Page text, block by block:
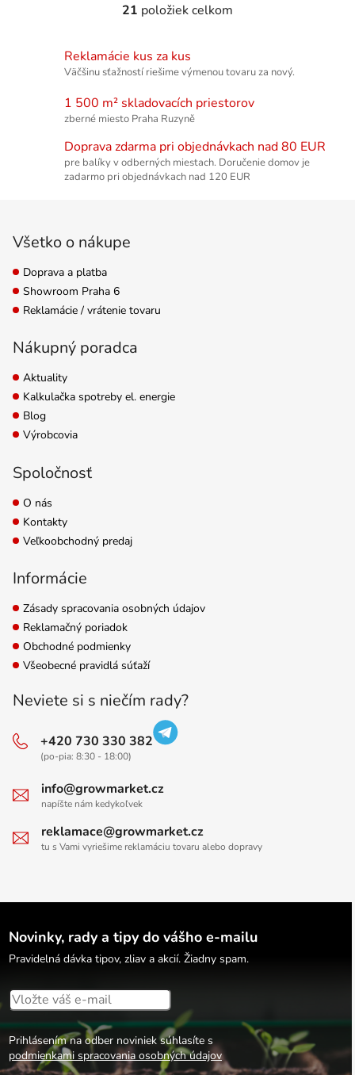
Ovládacie prvky výpisu
21 položiek celkom
Reklamácie kus za kus
Väčšinu sťažností riešime výmenou tovaru za nový.
1 500 m² skladovacích priestorov
zberné miesto Praha Ruzyně
Doprava zdarma pri objednávkach nad 80 EUR
pre balíky v odberných miestach. Doručenie domov je
zadarmo pri objednávkach nad 120 EUR
Všetko o nákupe
Doprava a platba
Showroom Praha 6
Reklamácie / vrátenie tovaru
Nákupný poradca
Aktuality
Kalkulačka spotreby el. energie
Blog
Výrobcovia
Spoločnosť
O nás
Kontakty
Veľkoobchodný predaj
Informácie
Zásady spracovania osobných údajov
Reklamačný poriadok
Obchodné podmienky
Všeobecné pravidlá súťaží
Neviete si s niečím rady?
+420 730 330 382
(po-pia: 8:30 - 18:00)
info@growmarket.cz
napíšte nám kedykoľvek
reklamace@growmarket.cz
tu s Vami vyriešime reklamáciu tovaru alebo dopravy
Novinky, rady a tipy do vášho e-mailu
Pravidelná dávka tipov, zliav a akcií. Žiadny spam.
Prihlásením na odber noviniek súhlasíte s
podmienkami spracovania osobných údajov